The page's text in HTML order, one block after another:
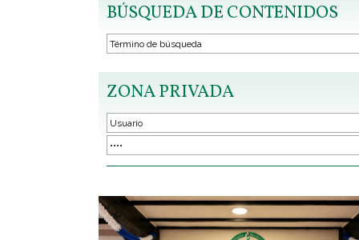
BÚSQUEDA DE CONTENIDOS
ZONA PRIVADA